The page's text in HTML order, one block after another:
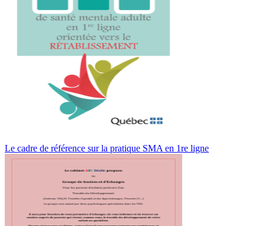
Le cadre de référence sur la pratique SMA en 1re ligne